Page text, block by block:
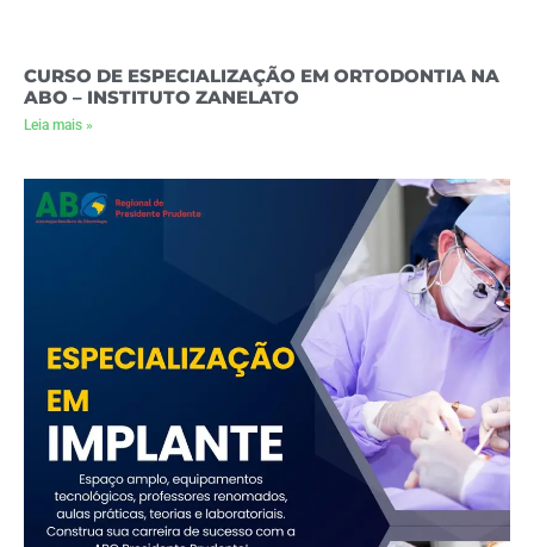
CURSO DE ESPECIALIZAÇÃO EM ORTODONTIA NA
ABO – INSTITUTO ZANELATO
Leia mais »